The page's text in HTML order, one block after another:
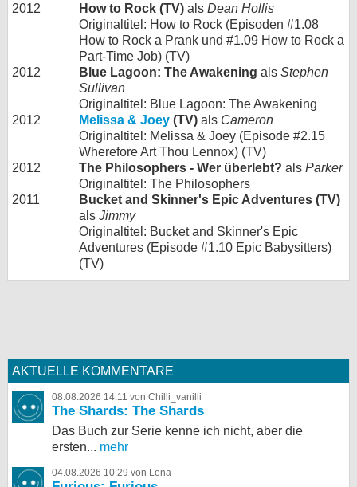
2012
How to Rock (TV) als Dean Hollis
Originaltitel: How to Rock (Episoden #1.08
How to Rock a Prank und #1.09 How to Rock a
Part-Time Job) (TV)
2012
Blue Lagoon: The Awakening als Stephen
Sullivan
Originaltitel: Blue Lagoon: The Awakening
2012
Melissa & Joey (TV) als Cameron
Originaltitel: Melissa & Joey (Episode #2.15
Wherefore Art Thou Lennox) (TV)
2012
The Philosophers - Wer überlebt? als Parker
Originaltitel: The Philosophers
2011
Bucket and Skinner's Epic Adventures (TV)
als Jimmy
Originaltitel: Bucket and Skinner's Epic
Adventures (Episode #1.10 Epic Babysitters)
(TV)
AKTUELLE KOMMENTARE
08.08.2026 14:11 von Chilli_vanilli
The Shards: The Shards
Das Buch zur Serie kenne ich nicht, aber die
ersten... mehr
04.08.2026 10:29 von Lena